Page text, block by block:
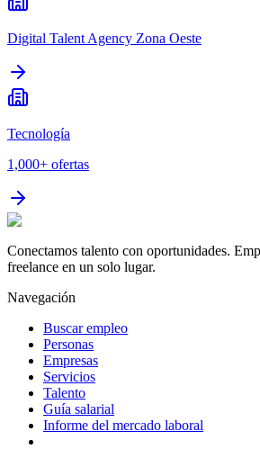
Digital Talent Agency Zona Oeste
Tecnología
1,000+ ofertas
Conectamos talento con oportunidades.
freelance en un solo lugar.
Navegación
Buscar empleo
Personas
Empresas
Servicios
Talento
Guía salarial
Informe del mercado laboral